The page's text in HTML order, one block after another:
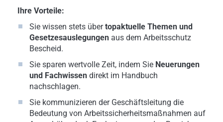
Ihre Vorteile:
Sie wissen stets übertopaktuelle Themen und
Gesetzesauslegungen aus dem Arbeitsschutz
Bescheid.
Sie sparen wertvolle Zeit, indem Sie Neuerungen
und Fachwissen direkt im Handbuch
nachschlagen.
Sie kommunizieren der Geschäftsleitung die
Bedeutung von Arbeitssicherheitsmaßnahmen auf